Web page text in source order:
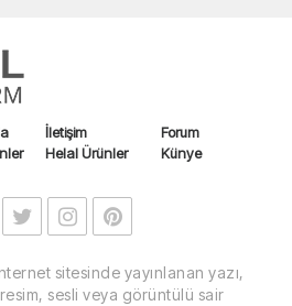
İletişim
Forum
Helal Ürünler Künye
sitesinde yayınlanan yazı,
sesli veya görüntülü sair